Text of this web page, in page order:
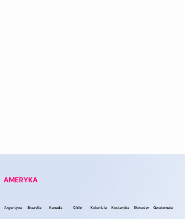
AMERYKA
Argentyna Brazylia Kanada Chile Kolumbia Kostaryka Ekwador Gwatemala